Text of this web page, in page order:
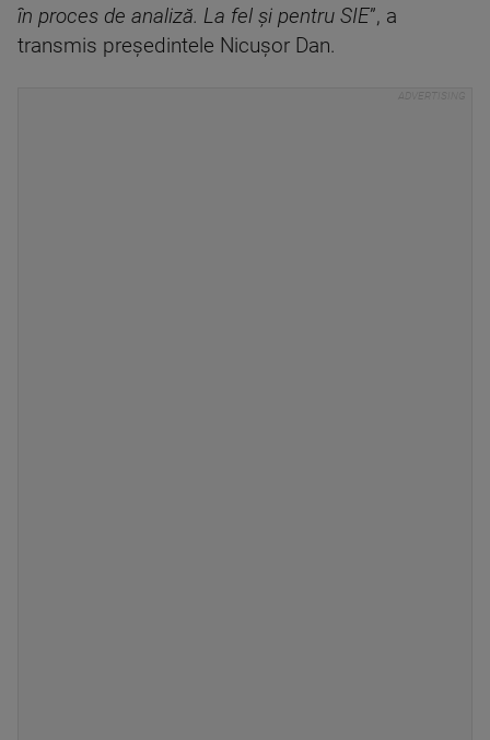
în proces de analiză. La fel şi pentru SIE”, a
transmis preşedintele Nicuşor Dan.